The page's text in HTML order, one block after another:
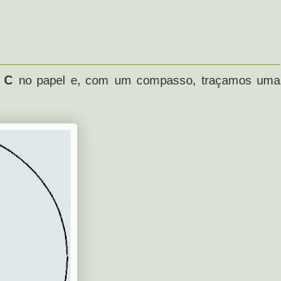
C no papel e, com um compasso, traçamos uma